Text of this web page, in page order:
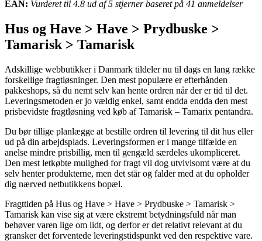
EAN: Vurderet til 4.8 ud af 5 stjerner baseret på 41 anmeldelser
Hus og Have > Have > Prydbuske >
Tamarisk > Tamarisk
Adskillige webbutikker i Danmark tildeler nu til dags en lang række
forskellige fragtløsninger. Den mest populære er efterhånden
pakkeshops, så du nemt selv kan hente ordren når der er tid til det.
Leveringsmetoden er jo vældig enkel, samt endda endda den mest
prisbevidste fragtløsning ved køb af Tamarisk – Tamarix pentandra.
Du bør tillige planlægge at bestille ordren til levering til dit hus eller
ud på din arbejdsplads. Leveringsformen er i mange tilfælde en
anelse mindre prisbillig, men til gengæld særdeles ukompliceret.
Den mest letkøbte mulighed for fragt vil dog utvivlsomt være at du
selv henter produkterne, men det står og falder med at du opholder
dig nærved netbutikkens bopæl.
Fragttiden på Hus og Have > Have > Prydbuske > Tamarisk >
Tamarisk kan vise sig at være ekstremt betydningsfuld når man
behøver varen lige om lidt, og derfor er det relativt relevant at du
gransker det forventede leveringstidspunkt ved den respektive vare.